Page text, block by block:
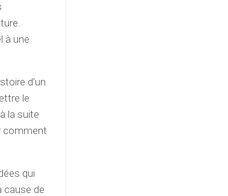
à une
d’un
le
la suite
comment
qui
cause de